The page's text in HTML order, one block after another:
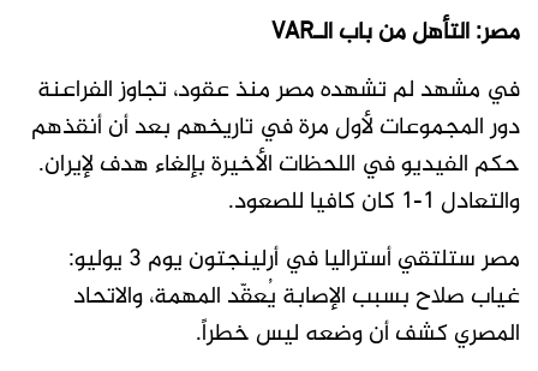
مصر: التأهل من باب الـVAR
في مشهد لم تشهده مصر منذ عقود، تجاوز الفراعنة
دور المجموعات لأول مرة في تاريخهم بعد أن أنقذهم
حكم الفيديو في اللحظات الأخيرة بإلغاء هدف لإيران.
والتعادل 1-1 كان كافيا للصعود.
مصر ستلتقي أستراليا في أرلينجتون يوم 3 يوليو:
غياب صلاح بسبب الإصابة يُعقّد المهمة، والاتحاد
المصري كشف أن وضعه ليس خطراً.